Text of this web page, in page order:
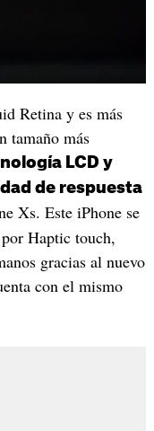
Retina y es más
tamaño más
LCD y
de respuesta
Xs. Este iPhone se
Haptic touch,
gracias al nuevo
con el mismo